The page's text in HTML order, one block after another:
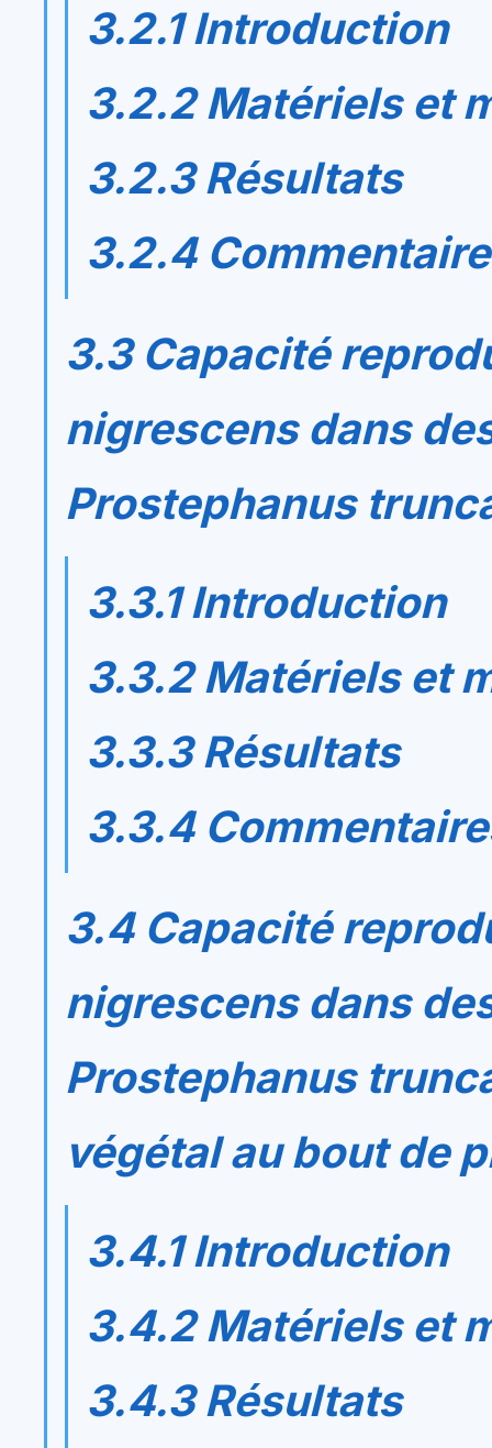
3.2.1 Introduction
3.2.2 Matériels et
3.2.3 Résultats
3.2.4
3.3 Capacité
nigrescensdans
Prostephanus
3.3.1 Introduction
3.3.2 Matériels et
3.3.3 Résultats
3.3.4
3.4 Capacité
nigrescensdans
Prostephanus
végétal au bout de
3.4.1 Introduction
3.4.2 Matériels et
3.4.3 Résultats